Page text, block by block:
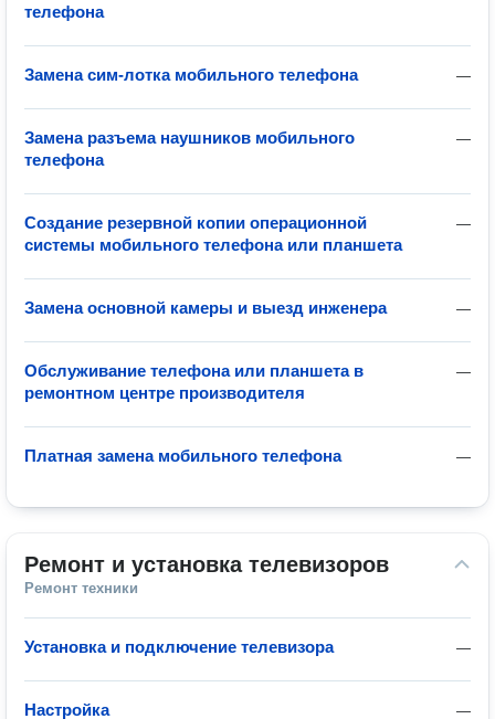
телефона
—
Замена сим-лотка мобильного телефона
—
Замена разъема наушников мобильного
телефона
—
Создание резервной копии операционной
системы мобильного телефона или планшета
—
Замена основной камеры и выезд инженера
—
Обслуживание телефона или планшета в
ремонтном центре производителя
—
Платная замена мобильного телефона
Ремонт и установка телевизоров
Ремонт техники
—
Установка и подключение телевизора
—
Настройка